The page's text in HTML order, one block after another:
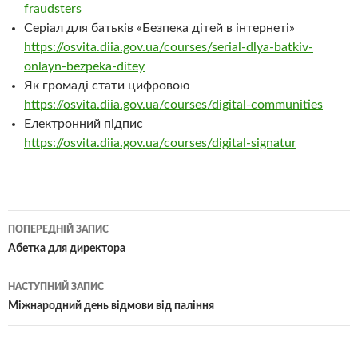
fraudsters
Серіал для батьків «Безпека дітей в інтернеті»
https://osvita.diia.gov.ua/courses/serial-dlya-batkiv-
onlayn-bezpeka-ditey
Як громаді стати цифровою
https://osvita.diia.gov.ua/courses/digital-communities
Електронний підпис
https://osvita.diia.gov.ua/courses/digital-signatur
Навігація
по
записам
ПОПЕРЕДНІЙ ЗАПИС
Абетка для директора
НАСТУПНИЙ ЗАПИС
Міжнародний день відмови від паління